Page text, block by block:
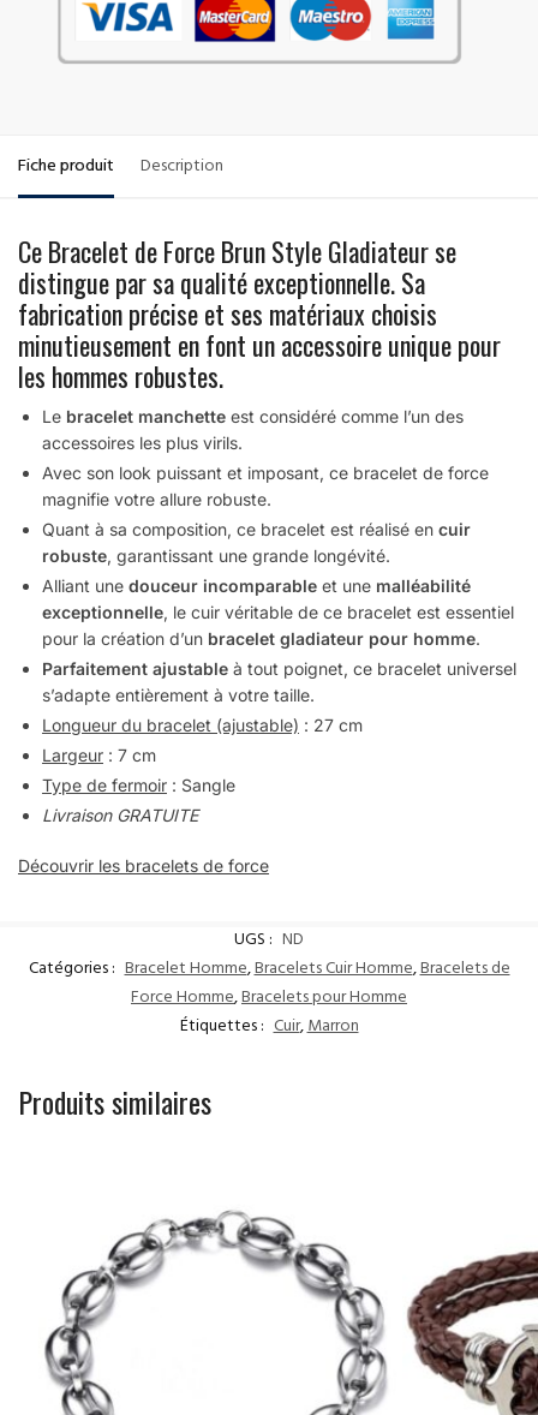
Fiche produit Description
Ce Bracelet de Force Brun Style Gladiateur se
distingue par sa qualité exceptionnelle. Sa
fabrication précise et ses matériaux choisis
minutieusement en font un accessoire unique pour
les hommes robustes.
Le bracelet manchette est considéré comme l’un des
accessoires les plus virils.
Avec son look puissant et imposant, ce bracelet de force
magnifie votre allure robuste.
Quant à sa composition, ce bracelet est réalisé en cuir
robuste, garantissant une grande longévité.
Alliant une douceur incomparable et une malléabilité
exceptionnelle, le cuir véritable de ce bracelet est essentiel
pour la création d’un bracelet gladiateur pour homme.
Parfaitement ajustable à tout poignet, ce bracelet universel
s’adapte entièrement à votre taille.
Longueur du bracelet (ajustable) : 27 cm
Largeur : 7 cm
Type de fermoir : Sangle
Livraison GRATUITE
Découvrir les bracelets de force
UGS : ND
Catégories : Bracelet Homme,Bracelets Cuir Homme,Bracelets de
Force Homme,Bracelets pour Homme
Étiquettes : Cuir,Marron
Produits similaires